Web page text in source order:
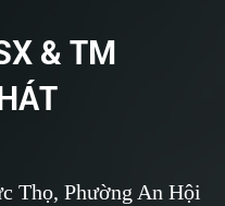
& TM
Thọ, Phường An Hội